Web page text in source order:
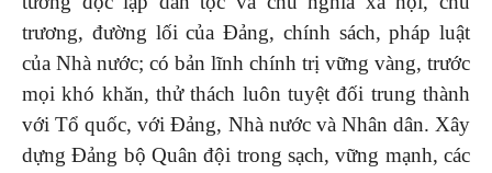
trương, đường lối của Đảng, chính sách, pháp luật
của Nhà nước; có bản lĩnh chính trị vững vàng, trước
mọi khó khăn, thử thách luôn tuyệt đối trung thành
với Tổ quốc, với Đảng, Nhà nước và Nhân dân. Xây
dựng Đảng bộ Quân đội trong sạch, vững mạnh, các